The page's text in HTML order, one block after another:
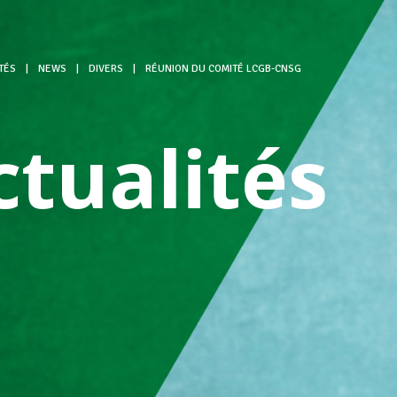
NEWS DIVERS RÉUNION DU COMITÉ LCGB-CNSG